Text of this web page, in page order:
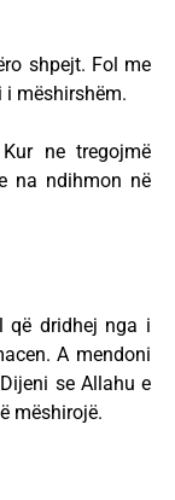
shpejt. Fol me
i mëshirshëm.
ne tregojmë
na ndihmon në
që dridhej nga i
A mendoni
se Allahu e
mëshirojë.